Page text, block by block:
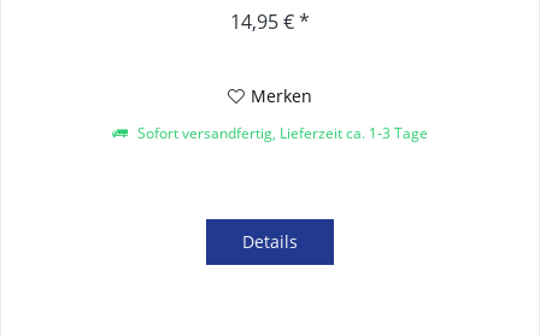
14,95 € *
Merken
Sofort versandfertig, Lieferzeit ca. 1-3 Tage
Details